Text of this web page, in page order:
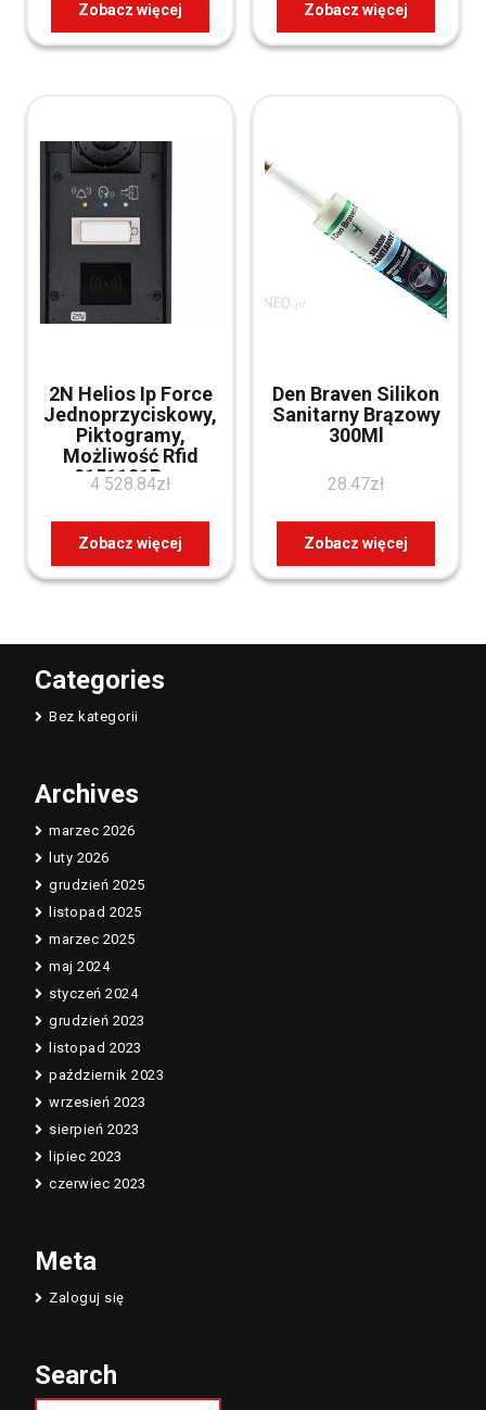
Zobacz więcej Zobacz więcej
2N Helios Ip Force
Jednoprzyciskowy,
Piktogramy,
Możliwość Rfid
9151101Rpw
4 528.84zł
Zobacz więcej
Den Braven Silikon
Sanitarny Brązowy
300Ml
28.47zł
Zobacz więcej
Categories
Bez kategorii
Archives
marzec 2026
luty 2026
grudzień 2025
listopad 2025
marzec 2025
maj 2024
styczeń 2024
grudzień 2023
listopad 2023
październik 2023
wrzesień 2023
sierpień 2023
lipiec 2023
czerwiec 2023
Meta
Zaloguj się
Search